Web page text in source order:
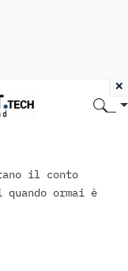
il conto
ormai è
×